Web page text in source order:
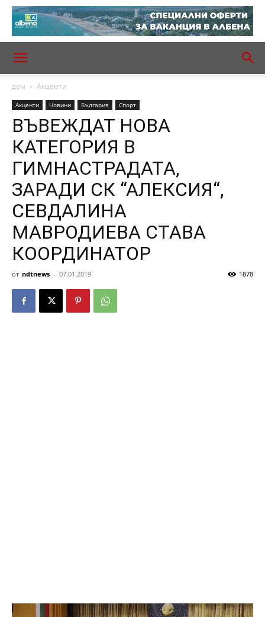
дом Акценти
Акценти Новини България Спорт
ВЪВЕЖДАТ НОВА
КАТЕГОРИЯ В
ГИМНАСТРАДАТА,
ЗАРАДИ СК “АЛЕКСИЯ“,
СЕВДАЛИНА
МАВРОДИЕВА СТАВА
КООРДИНАТОР
от ndtnews - 07.01.2019 1878